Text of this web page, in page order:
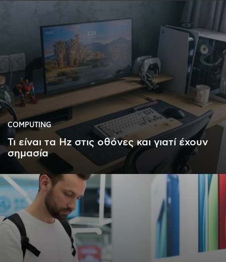
COMPUTING
Τι είναι τα Hz στις οθόνες και γιατί έχουν
σημασία